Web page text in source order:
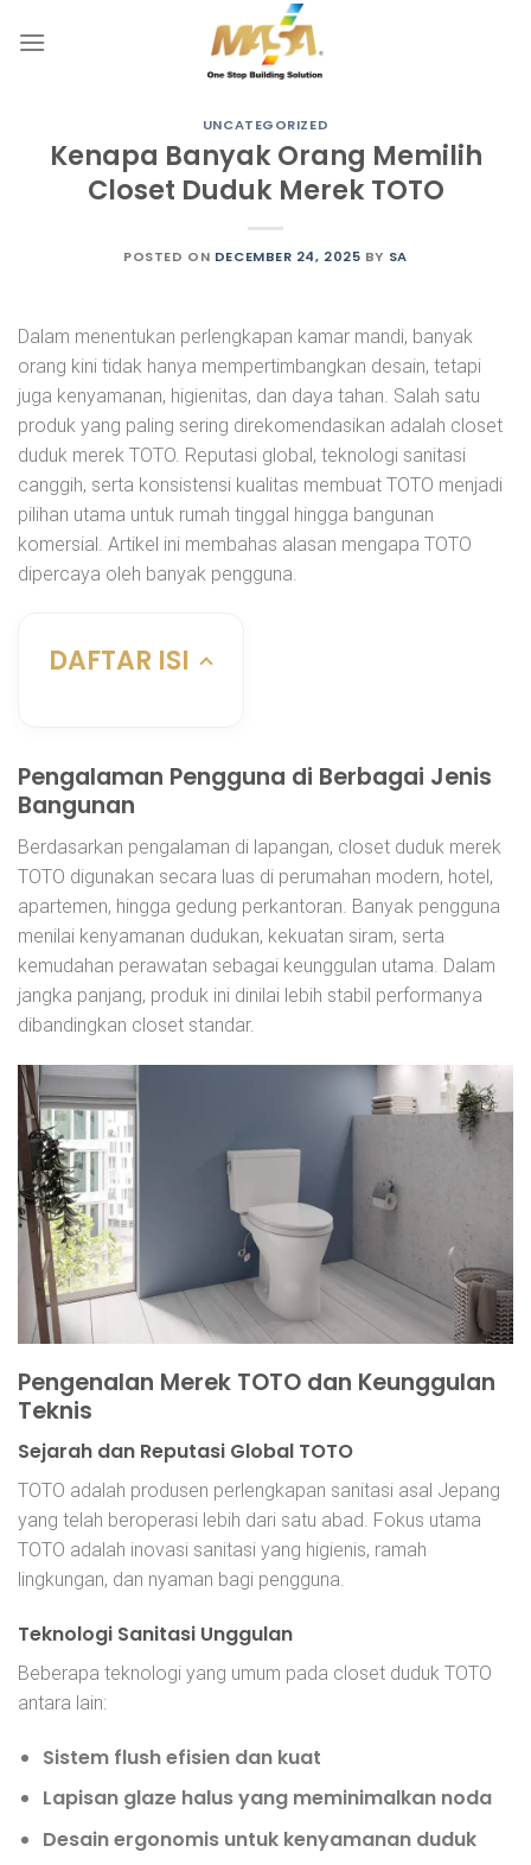
UNCATEGORIZED
Kenapa Banyak Orang Memilih
Closet Duduk Merek TOTO
POSTED ON DECEMBER 24, 2025 BY SA
Dalam menentukan perlengkapan kamar mandi, banyak
orang kini tidak hanya mempertimbangkan desain, tetapi
juga kenyamanan, higienitas, dan daya tahan. Salah satu
produk yang paling sering direkomendasikan adalah closet
duduk merek TOTO. Reputasi global, teknologi sanitasi
canggih, serta konsistensi kualitas membuat TOTO menjadi
pilihan utama untuk rumah tinggal hingga bangunan
komersial. Artikel ini membahas alasan mengapa TOTO
dipercaya oleh banyak pengguna.
DAFTAR ISI
Pengalaman Pengguna di Berbagai Jenis
Bangunan
Berdasarkan pengalaman di lapangan, closet duduk merek
TOTO digunakan secara luas di perumahan modern, hotel,
apartemen, hingga gedung perkantoran. Banyak pengguna
menilai kenyamanan dudukan, kekuatan siram, serta
kemudahan perawatan sebagai keunggulan utama. Dalam
jangka panjang, produk ini dinilai lebih stabil performanya
dibandingkan closet standar.
Pengenalan Merek TOTO dan Keunggulan
Teknis
Sejarah dan Reputasi Global TOTO
TOTO adalah produsen perlengkapan sanitasi asal Jepang
yang telah beroperasi lebih dari satu abad. Fokus utama
TOTO adalah inovasi sanitasi yang higienis, ramah
lingkungan, dan nyaman bagi pengguna.
Teknologi Sanitasi Unggulan
Beberapa teknologi yang umum pada closet duduk TOTO
antara lain:
Sistem flush efisien dan kuat
Lapisan glaze halus yang meminimalkan noda
Desain ergonomis untuk kenyamanan duduk